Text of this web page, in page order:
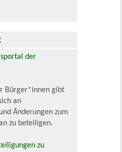
der
Bürger*innen gibt
an
Änderungen zum
zu beteiligen.
zu